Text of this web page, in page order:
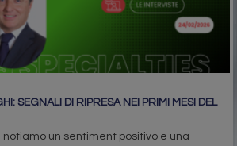
SEGNALI DI RIPRESA NEI PRIMI MESI DEL
notiamo un sentiment positivo e una